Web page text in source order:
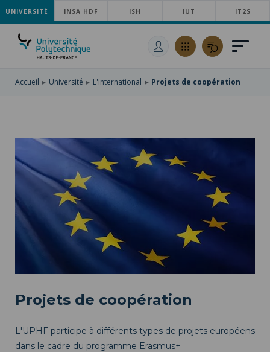
ACCÉDER
AU
MENU
PRINCIPAL
ALLER
AU
CONTENU
ACCÉDER
RECHERCHE
UNIVERSITÉ INSA HDF ISH IUT IT2S
Accueil Université L'international Projets de coopération
Projets de coopération
L'UPHF participe à différents types de projets européens
dans le cadre du programme Erasmus+